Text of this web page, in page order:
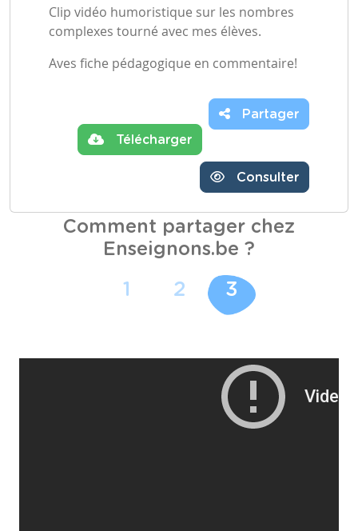
Clip vidéo humoristique sur les nombres
complexes tourné avec mes élèves.
Aves fiche pédagogique en commentaire!
Télécharger
Partager
Consulter
Comment partager chez
Enseignons.be ?
1 2 3